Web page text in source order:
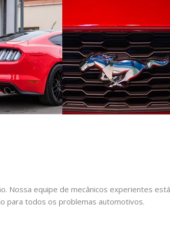
Nossa equipe de mecânicos experientes
para todos os problemas automotivos.